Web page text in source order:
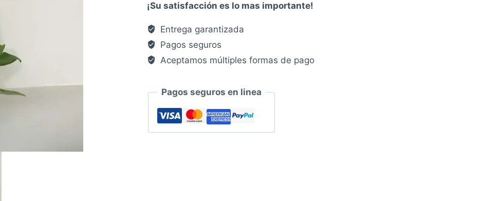
¡Su satisfacción es lo mas importante!
Entrega garantizada
Pagos seguros
Aceptamos múltiples formas de pago
Pagos seguros en linea